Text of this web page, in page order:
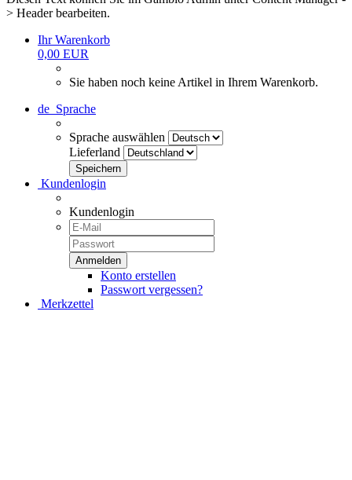
> Header bearbeiten.
Ihr Warenkorb
0,00 EUR
Sie haben noch keine Artikel in Ihrem Warenkorb.
de Sprache
Sprache auswählen
Lieferland
Kundenlogin
Kundenlogin
Konto erstellen
Passwort vergessen?
Merkzettel